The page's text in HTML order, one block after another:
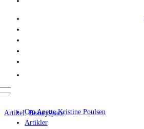
Om Anette Kristine Poulsen
Artikler
Artikel,Beautyspace